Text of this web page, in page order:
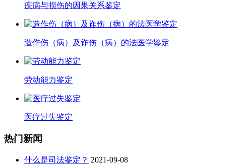
疾病与损伤的因果关系鉴定
造作伤（病）及诈伤（病）的法医学鉴定
劳动能力鉴定
医疗过失鉴定
热门新闻
什么是司法鉴定？ 2021-09-08